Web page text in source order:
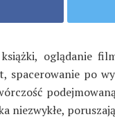
oglądanie
spacerowanie po
niezwykłe,